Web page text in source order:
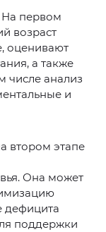
На первом
возраст
оценивают
а также
числе анализ
и
втором этапе
Она может
дефицита
поддержки